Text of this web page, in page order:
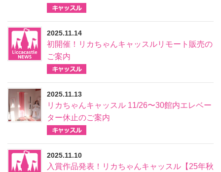
2025.11.14
初開催！リカちゃんキャッスルリモート販売の
ご案内
2025.11.13
リカちゃんキャッスル 11/26〜30館内エレベー
ター休止のご案内
2025.11.10
入賞作品発表！リカちゃんキャッスル【25年秋